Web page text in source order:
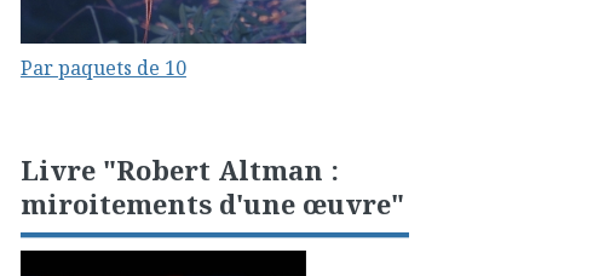
Par paquets de 10
Livre "Robert Altman :
miroitements d'une œuvre"